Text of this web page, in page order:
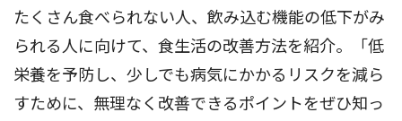
たくさん食べられない人、飲み込む機能の低下がみ
られる人に向けて、食生活の改善方法を紹介。「低
栄養を予防し、少しでも病気にかかるリスクを減ら
すために、無理なく改善できるポイントをぜひ知っ